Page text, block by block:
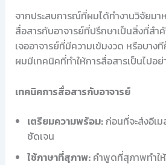
จากประสบการณ์ที่ผมได้ทำงานวิจัยม
สื่อสารกับอาจารย์ที่ปรึกษาเป็นสิ่งที่ส
เจออาจารย์ที่มีความเข้มงวด หรือบา
ผมมีเทคนิคที่ทำให้การสื่อสารเป็นไปอย่
เทคนิคการสื่อสารกับอาจารย์
เตรียมความพร้อม:ก่อนที่จะส่งอีเม
ชัดเจน
ใช้ภาษาที่สุภาพ:คำพูดที่สุภาพทำใ